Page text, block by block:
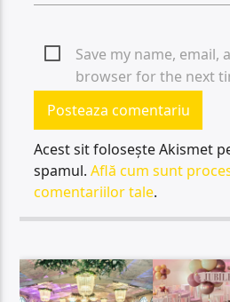
Save my name, email,
browser for the next
Acest sit folosește Akismet
spamul.Află cum sunt
comentariilor tale.